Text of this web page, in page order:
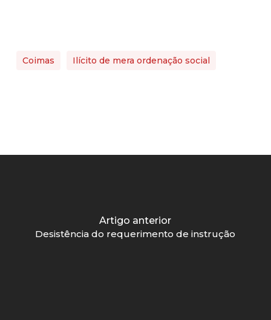
Coimas Ilícito de mera ordenação social
Artigo anterior
Desistência do requerimento de instrução